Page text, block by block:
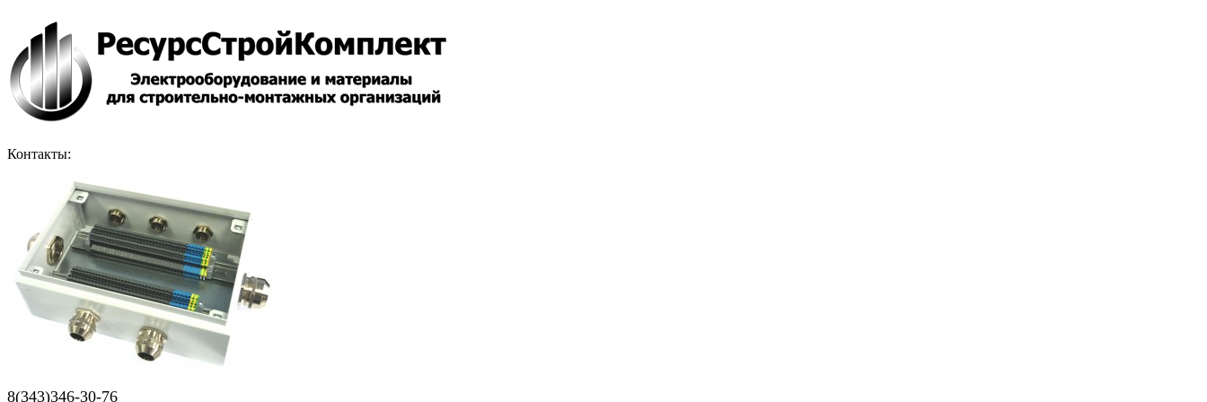
Контакты:
8(343)346-30-76